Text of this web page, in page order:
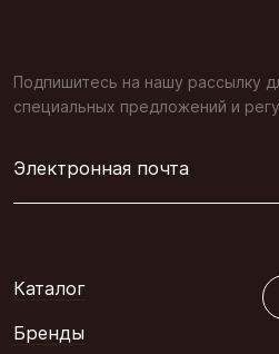
Подпишитесь на нашу рассылку
специальных предложений и
Электронная почта
Каталог
Бренды